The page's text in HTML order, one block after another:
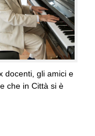
docenti, gli amici e
che in Città si è